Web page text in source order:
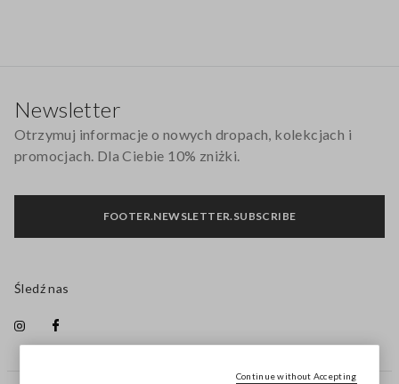
Newsletter
Otrzymuj informacje o nowych dropach, kolekcjach i
promocjach. Dla Ciebie 10% zniżki.
FOOTER.NEWSLETTER.SUBSCRIBE
Śledź nas
Continue without Accepting